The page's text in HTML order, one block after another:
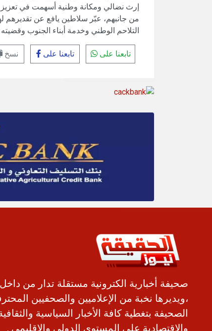
إرث نضالي ومكانة وطنية أسهمت في تعزيز
من جانبهم، عبّر سلاطين يافع عن تقديرهم
التلاحم الوطني وخدمة أبناء الجنوب وقضيته
تابعنا على تابعنا على نسخ
صحيفة أخبارية الكترونية مستقلة تدار من
،ويديرها نخبة من الإعلاميين والصحفيين
الصحيفة بتغطية كافة الأخبار السياسية
والاقتصادية على المستوى الدولي والإقليمي .